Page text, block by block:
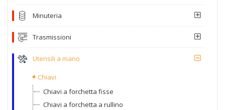
Minuteria
Trasmissioni
Utensili a mano
Chiavi
Chiavi a forchetta fisse
Chiavi a forchetta a rullino